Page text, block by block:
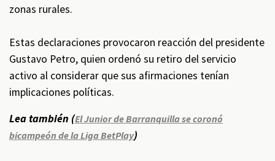
zonas rurales.
Estas declaraciones provocaron reacción del presidente
Gustavo Petro, quien ordenó su retiro del servicio
activo al considerar que sus afirmaciones tenían
implicaciones políticas.
Lea también (El Junior de Barranquilla se coronó
bicampeón de la Liga BetPlay)